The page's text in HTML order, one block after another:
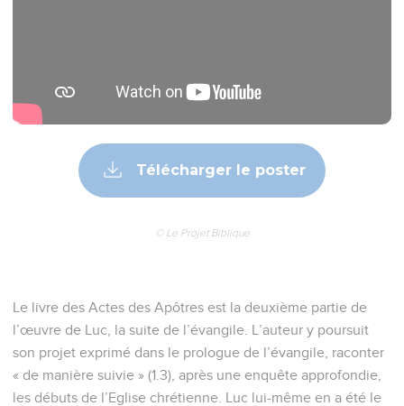
Télécharger le poster
© Le Projet Biblique
Le livre des Actes des Apôtres est la deuxième partie de
l’œuvre de Luc, la suite de l’évangile. L’auteur y poursuit
son projet exprimé dans le prologue de l’évangile, raconter
« de manière suivie » (1.3), après une enquête approfondie,
les débuts de l’Eglise chrétienne. Luc lui-même en a été le